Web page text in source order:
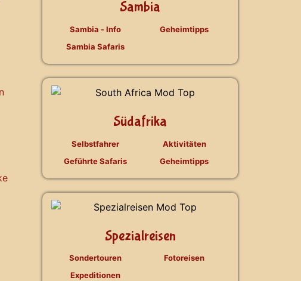
Sambia
Sambia - Info
Sambia Safaris
Geheimtipps
Südafrika
Selbstfahrer
Geführte Safaris
Aktivitäten
Geheimtipps
Spezialreisen
Sondertouren
Expeditionen
Fotoreisen